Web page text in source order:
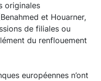
originales
et Houarner,
de filiales ou
du renflouement
européennes n’ont